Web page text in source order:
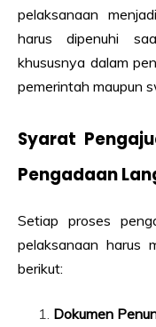
pelaksanaan
harus dipenuhi
khususnya dalam
pemerintah maupun
Syarat
Pengadaan
Setiap proses
pelaksanaan harus
berikut:
Dokumen